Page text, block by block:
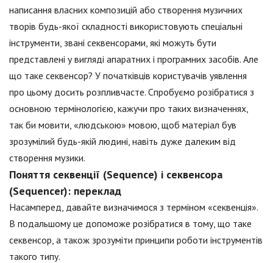
написання власних композицій або створення музичних
творів будь-якої складності використовують спеціальні
інструменти, звані секвенсорами, які можуть бути
представлені у вигляді апаратних і програмних засобів. Але
що таке секвенсор? У початківців користувачів уявлення
про цьому досить розпливчасте. Спробуємо розібратися з
основною термінологією, кажучи про таких визначеннях,
так би мовити, «людською» мовою, щоб матеріал був
зрозумілий будь-якій людині, навіть дуже далеким від
створення музики.
Поняття секвенції (Sequence) і секвенсора
(Sequencer): переклад
Насамперед, давайте визначимося з терміном «секвенція».
В подальшому це допоможе розібратися в тому, що таке
секвенсор, а також зрозуміти принципи роботи інструментів
такого типу.